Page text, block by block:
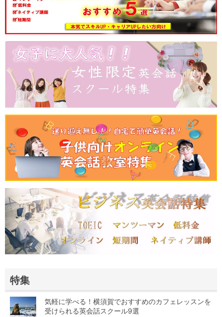
特集
気軽に学べる！横須賀でおすすめのカフェレッスンを
受けられる英会話スクール9選